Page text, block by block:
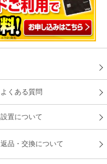
よくある質問
設置について
返品・交換について